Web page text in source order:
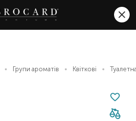
Групи ароматів Квіткові